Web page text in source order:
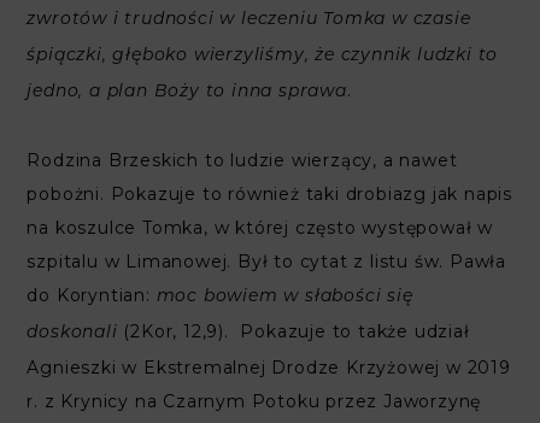
zwrotów i trudności w leczeniu Tomka w czasie
śpiączki, głęboko wierzyliśmy, że czynnik ludzki to
jedno, a plan Boży to inna sprawa.
Rodzina Brzeskich to ludzie wierzący, a nawet
pobożni. Pokazuje to również taki drobiazg jak napis
na koszulce Tomka, w której często występował w
szpitalu w Limanowej. Był to cytat z listu św. Pawła
do Koryntian: moc bowiem w słabości się
doskonali (2Kor, 12,9). Pokazuje to także udział
Agnieszki w Ekstremalnej Drodze Krzyżowej w 2019
r. z Krynicy na Czarnym Potoku przez Jaworzynę